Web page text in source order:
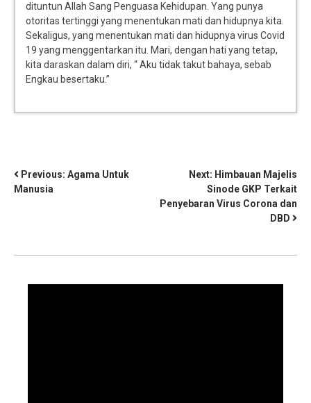
dituntun Allah Sang Penguasa Kehidupan. Yang punya
otoritas tertinggi yang menentukan mati dan hidupnya kita.
Sekaligus, yang menentukan mati dan hidupnya virus Covid
19 yang menggentarkan itu. Mari, dengan hati yang tetap,
kita daraskan dalam diri, “ Aku tidak takut bahaya, sebab
Engkau besertaku.”
Previous: Agama Untuk
Manusia
Next: Himbauan Majelis
Sinode GKP Terkait
Penyebaran Virus Corona dan
DBD